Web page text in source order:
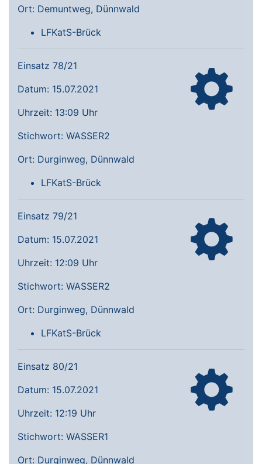
Ort: Demuntweg, Dünnwald
LFKatS-Brück
Einsatz 78/21
Datum: 15.07.2021
Uhrzeit: 13:09 Uhr
Stichwort: WASSER2
Ort: Durginweg, Dünnwald
LFKatS-Brück
Einsatz 79/21
Datum: 15.07.2021
Uhrzeit: 12:09 Uhr
Stichwort: WASSER2
Ort: Durginweg, Dünnwald
LFKatS-Brück
Einsatz 80/21
Datum: 15.07.2021
Uhrzeit: 12:19 Uhr
Stichwort: WASSER1
Ort: Durginweg, Dünnwald